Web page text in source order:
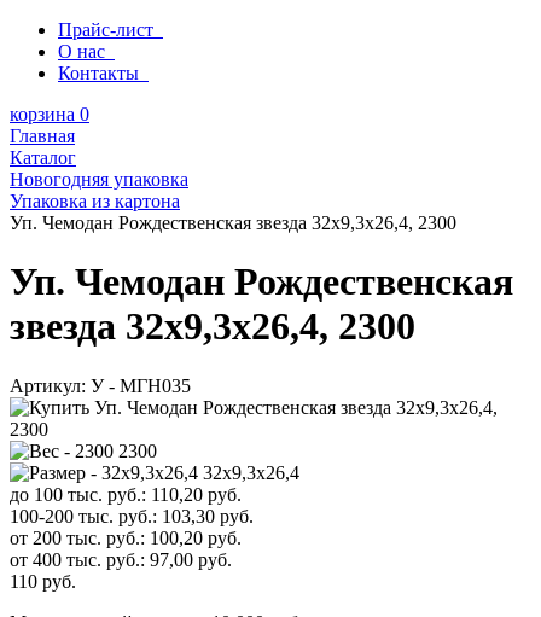
Прайс-лист
О нас
Контакты
корзина 0
Главная
Каталог
Новогодняя упаковка
Упаковка из картона
Уп. Чемодан Рождественская звезда 32х9,3х26,4, 2300
Уп. Чемодан Рождественская
звезда 32х9,3х26,4, 2300
Артикул: У - МГН035
2300
32х9,3х26,4
до 100 тыс. руб.: 110,20 руб.
100-200 тыс. руб.: 103,30 руб.
от 200 тыс. руб.: 100,20 руб.
от 400 тыс. руб.: 97,00 руб.
110 руб.